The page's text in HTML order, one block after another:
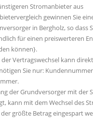
Stromanbieter aus
gewinnen Sie
in Bergholz, so dass
für einen preiswerteren
können}.
der Vertragswechsel kann
Sie nur:
der Grundversorger mit der
kann mit dem Wechsel des
der größte Betrag eingespart